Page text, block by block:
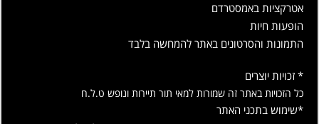
אטרקציות באמסטרדם
הופעות חיות
התמונות והסרטונים באתר להמחשה בלבד
* זכויות יוצרים
כל הזכויות באתר זה שמורות למאי תור תיירות ונופש ט.ל.ח
*שימוש בתכני האתר